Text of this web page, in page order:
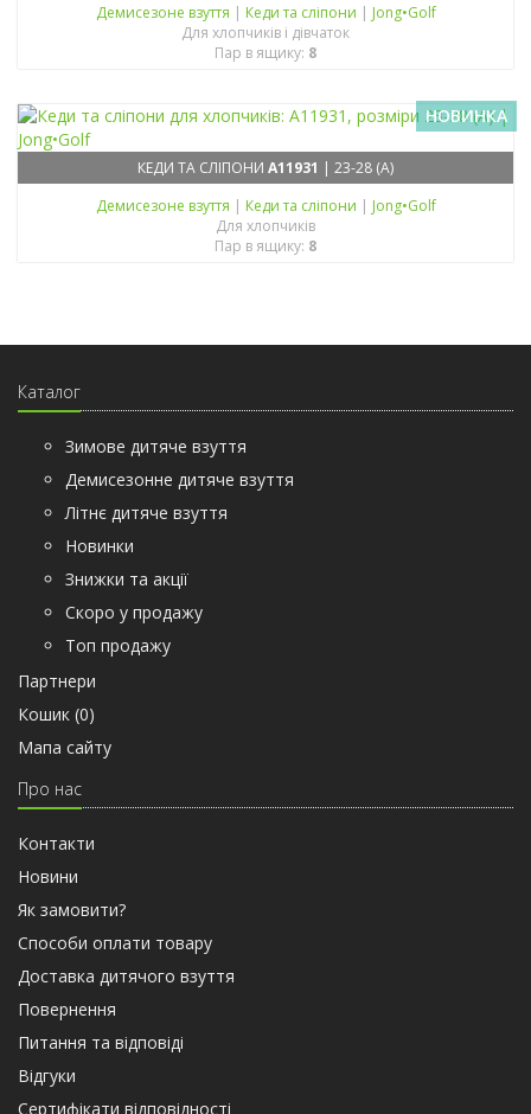
Демисезонe взуття | Кеди та сліпони | Jong•Golf
Для хлопчиків і дівчаток
Пар в ящику: 8
НОВИНКА
КЕДИ ТА СЛІПОНИ A11931 | 23-28 (A)
Демисезонe взуття | Кеди та сліпони | Jong•Golf
Для хлопчиків
Пар в ящику: 8
Каталог
Зимове дитяче взуття
Демисезонне дитяче взуття
Літнє дитяче взуття
Новинки
Знижки та акції
Скоро у продажу
Топ продажу
Партнери
Кошик (0)
Мапа сайту
Про нас
Контакти
Новини
Як замовити?
Способи оплати товару
Доставка дитячого взуття
Повернення
Питання та відповіді
Відгуки
Сертифiкати вiдповiдностi